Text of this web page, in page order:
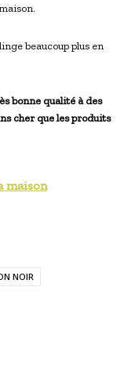
beaucoup plus en
bonne qualité à des
cher que les produits
maison
NOIR